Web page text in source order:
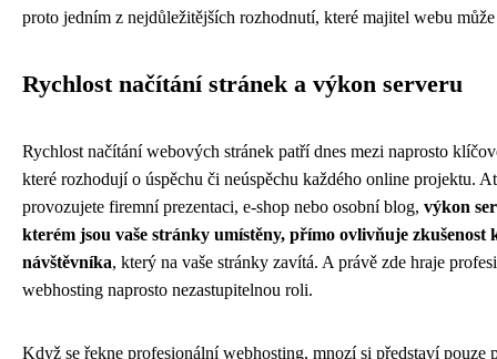
proto jedním z nejdůležitějších rozhodnutí, které majitel webu
Rychlost načítání stránek a výkon serveru
Rychlost načítání webových stránek patří dnes mezi naprosto
které rozhodují o úspěchu či neúspěchu každého online projektu.
provozujete firemní prezentaci, e-shop nebo osobní blog, výkon
kterém jsou vaše stránky umístěny, přímo ovlivňuje zkušenost
návštěvníka, který na vaše stránky zavítá. A právě zde hraje
webhosting naprosto nezastupitelnou roli.
Když se řekne profesionální webhosting, mnozí si představí pouze